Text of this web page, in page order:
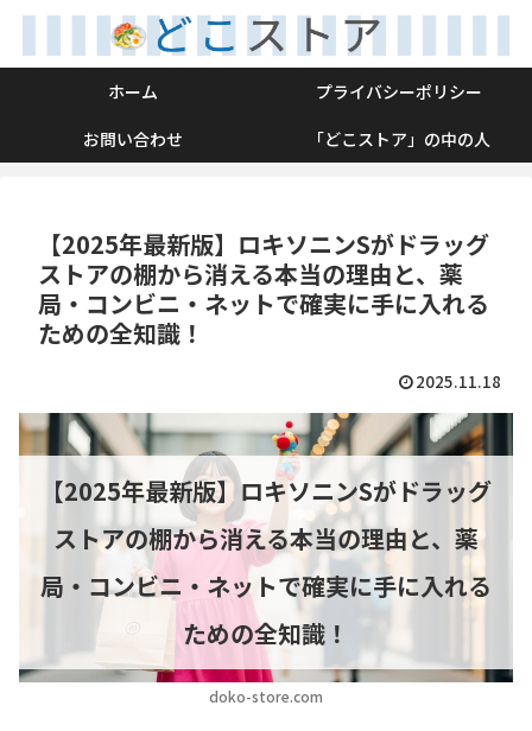
ホーム
プライバシーポリシー
お問い合わせ
「どこストア」の中の人
【2025年最新版】ロキソニンSがドラッグ
ストアの棚から消える本当の理由と、薬
局・コンビニ・ネットで確実に手に入れる
ための全知識！
2025.11.18
doko-store.com
【2025年最新版】ロキソニンSがドラッグ
ストアの棚から消える本当の理由と、薬
局・コンビニ・ネットで確実に手に入れる
ための全知識！